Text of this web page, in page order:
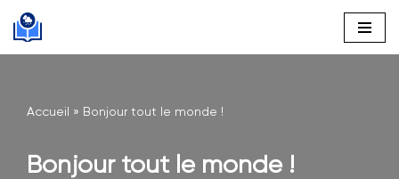
Accueil » Bonjour tout le monde !
Bonjour tout le monde !